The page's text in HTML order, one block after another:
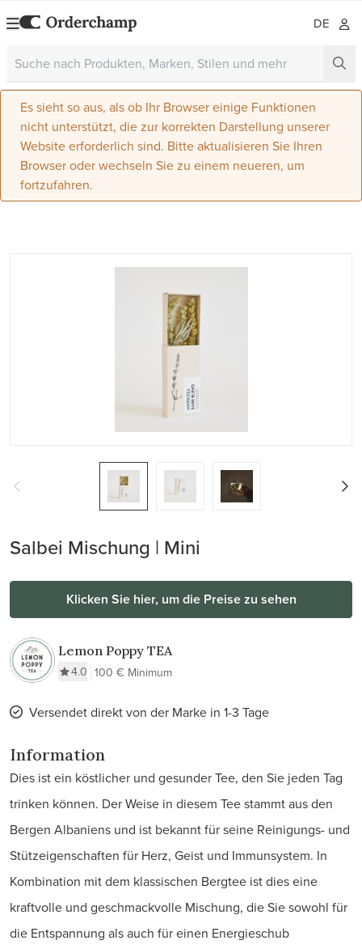
DE
Es sieht so aus, als ob Ihr Browser einige Funktionen
nicht unterstützt, die zur korrekten Darstellung unserer
Website erforderlich sind. Bitte aktualisieren Sie Ihren
Browser oder wechseln Sie zu einem neueren, um
fortzufahren.
Salbei Mischung | Mini
Klicken Sie hier, um die Preise zu sehen
Lemon Poppy TEA
4.0 100 € Minimum
Versendet direkt von der Marke in 1-3 Tage
Information
Dies ist ein köstlicher und gesunder Tee, den Sie jeden Tag
trinken können. Der Weise in diesem Tee stammt aus den
Bergen Albaniens und ist bekannt für seine Reinigungs- und
Stützeigenschaften für Herz, Geist und Immunsystem. In
Kombination mit dem klassischen Bergtee ist dies eine
kraftvolle und geschmackvolle Mischung, die Sie sowohl für
die Entspannung als auch für einen Energieschub